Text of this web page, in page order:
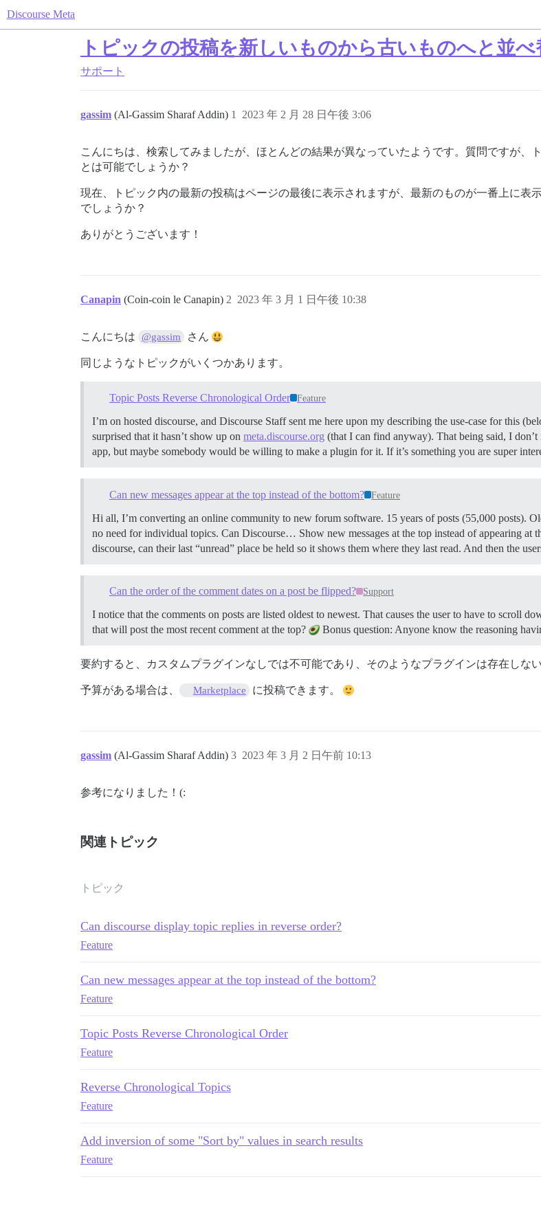
Discourse Meta
トピックの投稿を新しいものから古いものへと並べ
サポート
gassim (Al-Gassim Sharaf Addin) 2023 年 2 月 28 日午後 3:06
1
こんにちは、検索してみましたが、ほとんどの結果が異なっていたようです。質問ですが、
とは可能でしょうか？
現在、トピック内の最新の投稿はページの最後に表示されますが、最新のものが一番上に表
でしょうか？
ありがとうございます！
Canapin (Coin-coin le Canapin) 2023 年 3 月 1 日午後 10:38
2
こんにちは @gassim さん
同じようなトピックがいくつかあります。
Topic Posts Reverse Chronological Order Feature
I’m on hosted discourse, and Discourse Staff sent me here upon my describing the use-case for this
surprised that it hasn’t show up on meta.discourse.org (that I can find anyway). That being said, I
app, but maybe somebody would be willing to make a plugin for it. If it’s something you are super
Can new messages appear at the top instead of the bottom? Feature
Hi all, I’m converting an online community to new forum software. 15 years of posts (55,000 posts).
no need for individual topics. Can Discourse… Show new messages at the top instead of appearing at
discourse, can their last “unread” place be held so it shows them where they last read. And then the
Can the order of the comment dates on a post be flipped? Support
I notice that the comments on posts are listed oldest to newest. That causes the user to have to scroll
that will post the most recent comment at the top?
Bonus question: Anyone know the reasoning
要約すると、カスタムプラグインなしでは不可能であり、そのようなプラグインは存在しない
予算がある場合は、 Marketplace に投稿できます。
gassim (Al-Gassim Sharaf Addin) 2023 年 3 月 2 日午前 10:13
3
参考になりました！(:
関連トピック
トピック
Can discourse display topic replies in reverse order?
Feature
Can new messages appear at the top instead of the bottom?
Feature
Topic Posts Reverse Chronological Order
Feature
Reverse Chronological Topics
Feature
Add inversion of some "Sort by" values in search results
Feature